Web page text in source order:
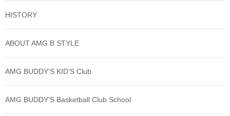
HISTORY
ABOUT AMG B STYLE
AMG BUDDY’S KID’S Club
AMG BUDDY’S Basketball Club School